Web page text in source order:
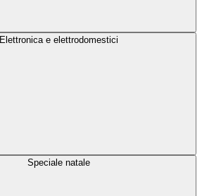
Elettronica e elettrodomestici
Speciale natale